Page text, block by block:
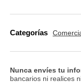
Categorías
Nunca envíes tu
bancarios ni realices